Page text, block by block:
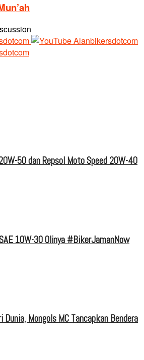
50 dan Repsol Moto Speed 20W-40
10W-30 Olinya #BikerJamanNow
Dunia, Mongols MC Tancapkan Bendera